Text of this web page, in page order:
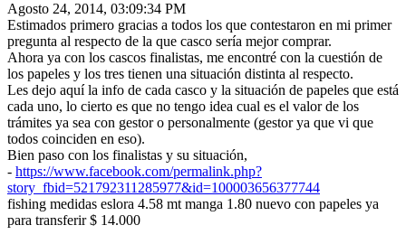
Agosto 24, 2014, 03:09:34 PM
Estimados primero gracias a todos los que contestaron en mi primer
pregunta al respecto de la que casco sería mejor comprar.
Ahora ya con los cascos finalistas, me encontré con la cuestión de
los papeles y los tres tienen una situación distinta al respecto.
Les dejo aquí la info de cada casco y la situación de papeles que está
cada uno, lo cierto es que no tengo idea cual es el valor de los
trámites ya sea con gestor o personalmente (gestor ya que vi que
todos coinciden en eso).
Bien paso con los finalistas y su situación,
- https://www.facebook.com/permalink.php?
story_fbid=521792311285977&id=100003656377744
fishing medidas eslora 4.58 mt manga 1.80 nuevo con papeles ya
para transferir $ 14.000